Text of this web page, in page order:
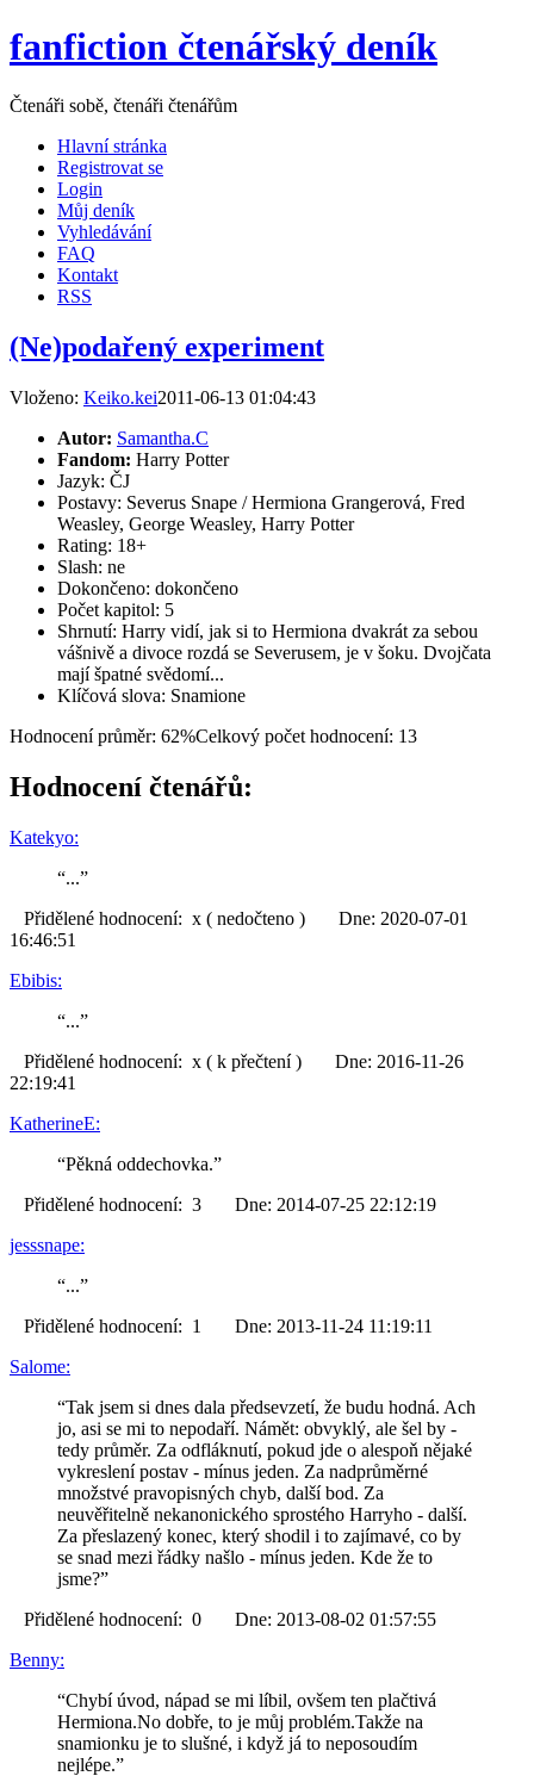
fanfiction čtenářský deník
Čtenáři sobě, čtenáři čtenářům
Hlavní stránka
Registrovat se
Login
Můj deník
Vyhledávání
FAQ
Kontakt
RSS
(Ne)podařený experiment
Vloženo: Keiko.kei2011-06-13 01:04:43
Autor: Samantha.C
Fandom: Harry Potter
Jazyk: ČJ
Postavy: Severus Snape / Hermiona Grangerová, Fred
Weasley, George Weasley, Harry Potter
Rating: 18+
Slash: ne
Dokončeno: dokončeno
Počet kapitol: 5
Shrnutí: Harry vidí, jak si to Hermiona dvakrát za sebou
vášnivě a divoce rozdá se Severusem, je v šoku. Dvojčata
mají špatné svědomí...
Klíčová slova: Snamione
Hodnocení průměr: 62%Celkový počet hodnocení: 13
Hodnocení čtenářů:
Katekyo:
“...”
Přidělené hodnocení: x ( nedočteno ) Dne: 2020-07-01
16:46:51
Ebibis:
“...”
Přidělené hodnocení: x ( k přečtení ) Dne: 2016-11-26
22:19:41
KatherineE:
“Pěkná oddechovka.”
Přidělené hodnocení: 3 Dne: 2014-07-25 22:12:19
jesssnape:
“...”
Přidělené hodnocení: 1 Dne: 2013-11-24 11:19:11
Salome:
“Tak jsem si dnes dala předsevzetí, že budu hodná. Ach
jo, asi se mi to nepodaří. Námět: obvyklý, ale šel by -
tedy průměr. Za odfláknutí, pokud jde o alespoň nějaké
vykreslení postav - mínus jeden. Za nadprůměrné
množstvé pravopisných chyb, další bod. Za
neuvěřitelně nekanonického sprostého Harryho - další.
Za přeslazený konec, který shodil i to zajímavé, co by
se snad mezi řádky našlo - mínus jeden. Kde že to
jsme?”
Přidělené hodnocení: 0 Dne: 2013-08-02 01:57:55
Benny:
“Chybí úvod, nápad se mi líbil, ovšem ten plačtivá
Hermiona.No dobře, to je můj problém.Takže na
snamionku je to slušné, i když já to neposoudím
nejlépe.”